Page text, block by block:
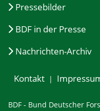
Pressebilder
BDF in der Presse
Nachrichten-Archiv
Kontakt
BDF - Bund Deutscher